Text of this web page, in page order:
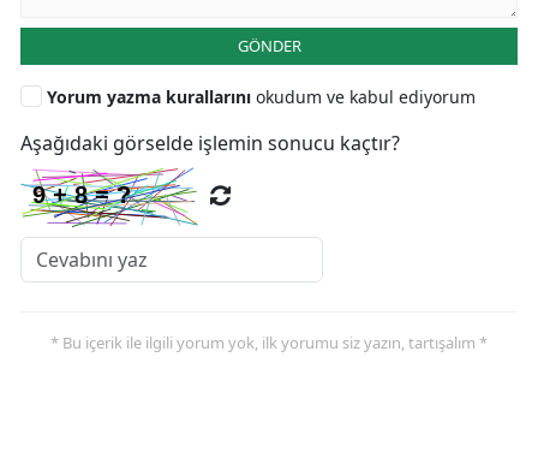
GÖNDER
Yorum yazma kurallarını okudum ve kabul ediyorum
Aşağıdaki görselde işlemin sonucu kaçtır?
* Bu içerik ile ilgili yorum yok, ilk yorumu siz yazın, tartışalım *